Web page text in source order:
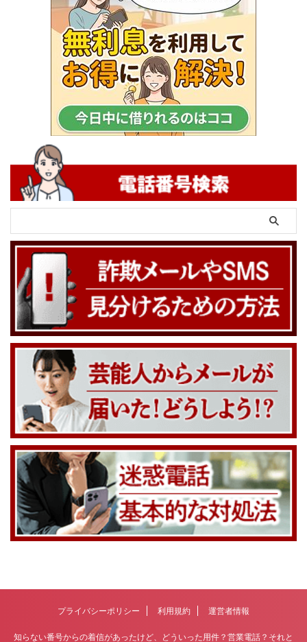
プライバシーポリシー 利用規約 運営者情報
知らない番号からの着信があったけど、どういった用件？営業電話？それと